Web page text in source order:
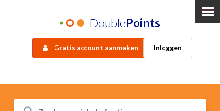
DoublePoints
Gratis account aanmaken Inloggen